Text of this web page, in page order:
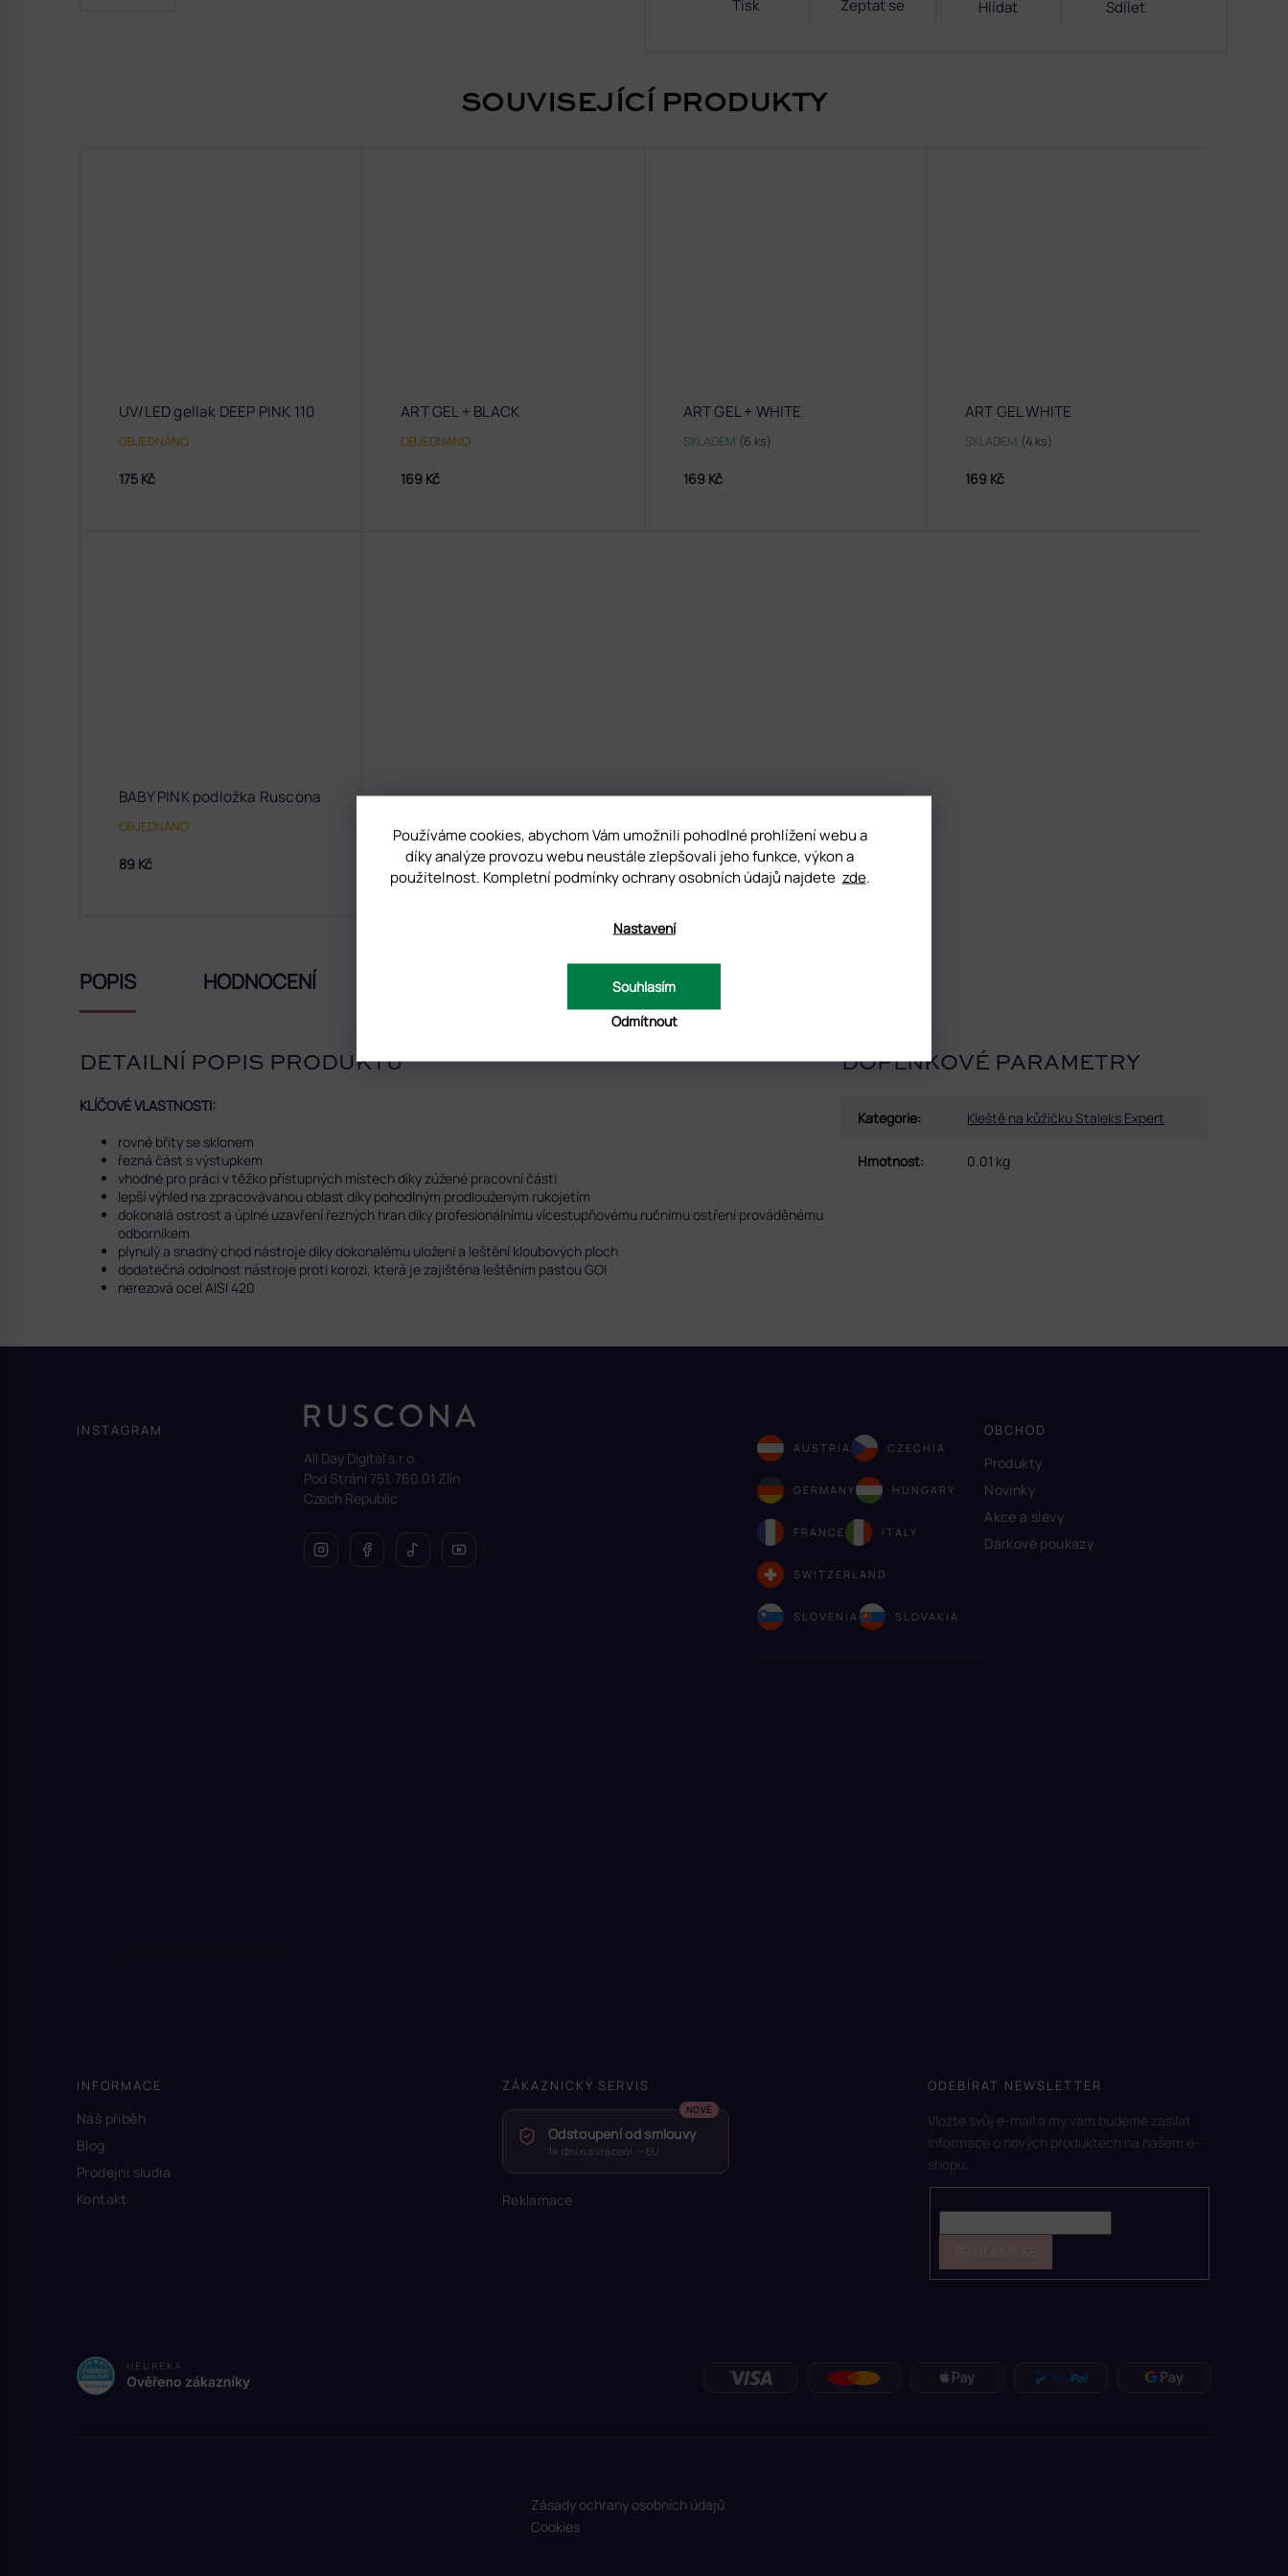
Používáme cookies, abychom Vám umožnili pohodlné prohlížení webu a
díky analýze provozu webu neustále zlepšovali jeho funkce, výkon a
použitelnost. Kompletní podmínky ochrany osobních údajů najdete zde.
Nastavení
Odmítnout
Souhlasím
Tisk Zeptat se Hlídat Sdílet
SOUVISEJÍCÍ PRODUKTY
UV/LED gellak DEEP PINK 110
OBJEDNÁNO
175 Kč
ART GEL + BLACK
OBJEDNÁNO
169 Kč
ART GEL + WHITE
SKLADEM (6 ks)
169 Kč
ART GEL WHITE
SKLADEM (4 ks)
169 Kč
BABY PINK podložka Ruscona
OBJEDNÁNO
89 Kč
POPIS HODNOCENÍ
DETAILNÍ POPIS PRODUKTU
KLÍČOVÉ VLASTNOSTI:
rovné břity se sklonem
řezná část s výstupkem
vhodné pro práci v těžko přístupných místech díky zúžené pracovní části
lepší výhled na zpracovávanou oblast díky pohodlným prodlouženým rukojetím
dokonalá ostrost a úplné uzavření řezných hran díky profesionálnímu vícestupňovému ručnímu ostření prováděnému
odborníkem
plynulý a snadný chod nástroje díky dokonalému uložení a leštění kloubových ploch
dodatečná odolnost nástroje proti korozi, která je zajištěna leštěním pastou GOI
nerezová ocel AISI 420
DOPLŇKOVÉ PARAMETRY
Kategorie: Kleště na kůžičku Staleks Expert
Hmotnost: 0.01 kg
t
INSTAGRAM
All Day Digital s.r.o.
Pod Strání 751, 760 01 Zlín
Czech Republic
AUSTRIA CZECHIA
GERMANY HUNGARY
FRANCE ITALY
SWITZERLAND
SLOVENIA SLOVAKIA
OBCHOD
Produkty
Novinky
Akce a slevy
Dárkové poukazy
INFORMACE
Náš příběh
Blog
Prodejní sludia
Kontakt
ZÁKAZNICKÝ SERVIS
Odstoupení od smlouvy
14 dní na vrácení — EU
Reklamace
ODEBÍRAT NEWSLETTER
Vložte svůj e-mail a my vám budeme zasílat
informace o nových produktech na našem e-
shopu.
Zásady ochrany osobních údajů
Cookies